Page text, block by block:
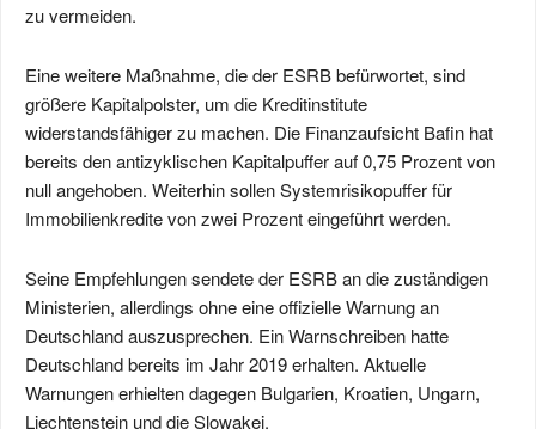
zu vermeiden.
Eine weitere Maßnahme, die der ESRB befürwortet, sind
größere Kapitalpolster, um die Kreditinstitute
widerstandsfähiger zu machen. Die Finanzaufsicht Bafin hat
bereits den antizyklischen Kapitalpuffer auf 0,75 Prozent von
null angehoben. Weiterhin sollen Systemrisikopuffer für
Immobilienkredite von zwei Prozent eingeführt werden.
Seine Empfehlungen sendete der ESRB an die zuständigen
Ministerien, allerdings ohne eine offizielle Warnung an
Deutschland auszusprechen. Ein Warnschreiben hatte
Deutschland bereits im Jahr 2019 erhalten. Aktuelle
Warnungen erhielten dagegen Bulgarien, Kroatien, Ungarn,
Liechtenstein und die Slowakei.